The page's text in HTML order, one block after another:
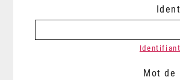
Mot de